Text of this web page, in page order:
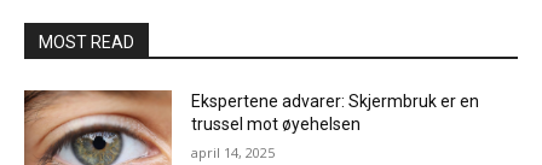
MOST READ
Ekspertene advarer: Skjermbruk er en
trussel mot øyehelsen
april 14, 2025